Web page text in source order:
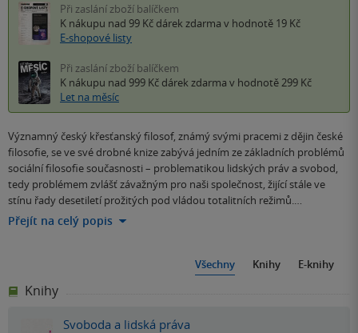
Při zaslání zboží balíčkem
K nákupu nad 99 Kč dárek zdarma v hodnotě 19 Kč
E-shopové listy
Při zaslání zboží balíčkem
K nákupu nad 999 Kč dárek zdarma v hodnotě 299 Kč
Let na měsíc
Významný český křesťanský filosof, známý svými pracemi z dějin české
filosofie, se ve své drobné knize zabývá jedním ze základních problémů
sociální filosofie současnosti – problematikou lidských práv a svobod,
tedy problémem zvlášť závažným pro naši společnost, žijící stále ve
stínu řady desetiletí prožitých pod vládou totalitních režimů.…
Přejít na celý popis
Všechny Knihy E-knihy
Knihy
Svoboda a lidská práva